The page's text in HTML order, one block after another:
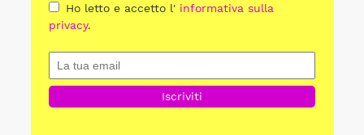
Ho letto e accetto l' informativa sulla
privacy.